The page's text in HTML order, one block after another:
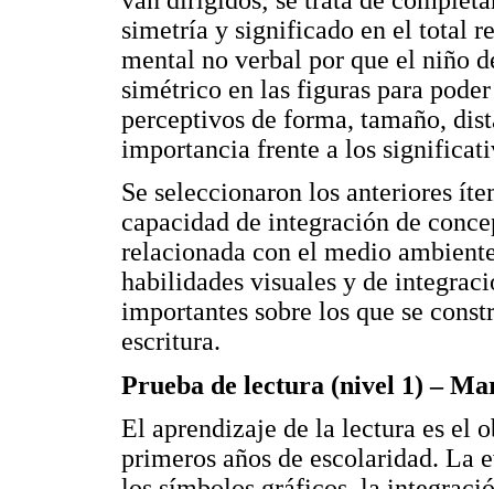
simetría y significado en el total
mental no verbal por que el niño
simétrico en las figuras para
perceptivos de forma, tamaño,
importancia frente a los
Se seleccionaron los anteriores
capacidad de integración de
relacionada con el medio
habilidades visuales y de
importantes sobre los que se
escritura.
Prueba de lectura (nivel 1) –
El aprendizaje de la lectura es el
primeros años de escolaridad. La